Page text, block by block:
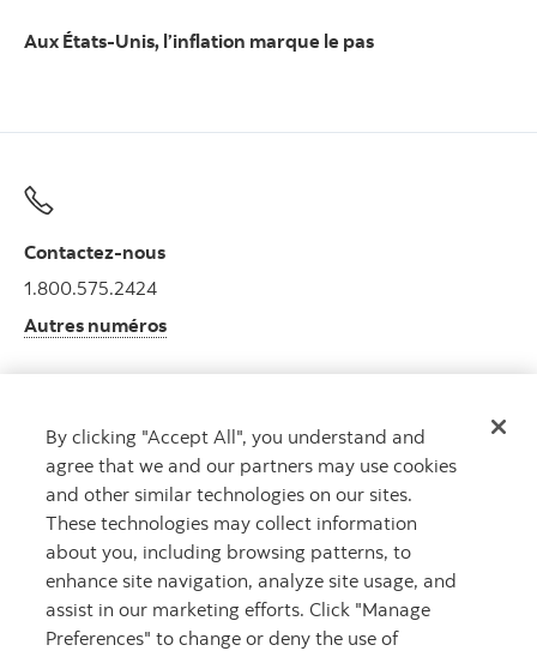
Aux États-Unis, l’inflation marque le pas
Contactez-nous
1.800.575.2424
Autres numéros
Obtenir des conseils
Rencontrez un conseiller.
Prenez rendez-vous
By clicking "Accept All", you understand and
agree that we and our partners may use cookies
and other similar technologies on our sites.
These technologies may collect information
about you, including browsing patterns, to
enhance site navigation, analyze site usage, and
assist in our marketing efforts. Click "Manage
Preferences" to change or deny the use of